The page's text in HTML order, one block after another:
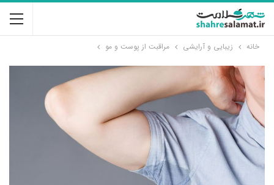
خانه زیبایی و آرایشی مراقبت از پوست و مو